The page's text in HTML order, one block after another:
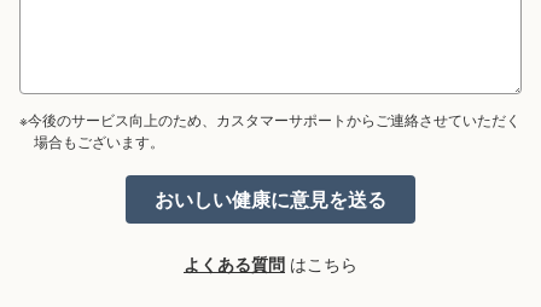
※今後のサービス向上のため、カスタマーサポートからご連絡させていただく
場合もございます。
よくある質問 はこちら